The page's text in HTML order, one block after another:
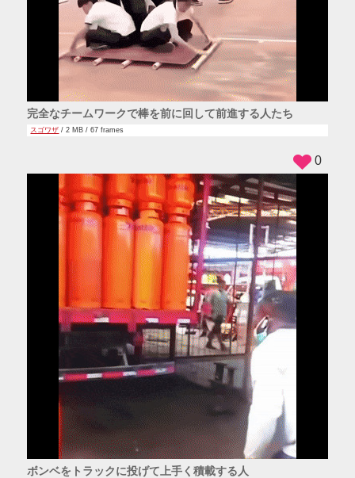
完全なチームワークで棒を前に回して前進する人たち
スゴワザ / 2 MB / 67 frames
ボンベをトラックに投げて上手く積載する人
0